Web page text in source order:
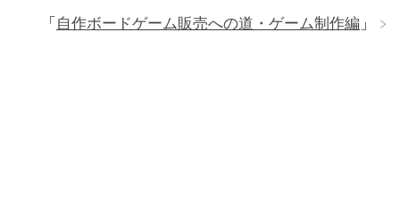
「 自作ボードゲーム販売への道・ゲーム制作編 」